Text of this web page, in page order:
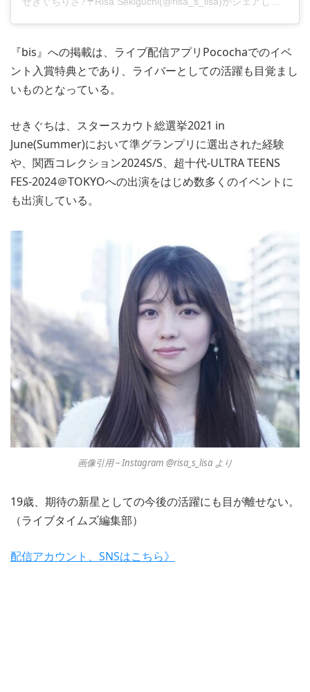
『bis』への掲載は、ライブ配信アプリPocochaでのイベ
ント入賞特典とであり、ライバーとしての活躍も目覚まし
いものとなっている。
せきぐちは、スタースカウト総選挙2021 in
June(Summer)において準グランプリに選出された経験
や、関西コレクション2024S/S、超十代-ULTRA TEENS
FES-2024＠TOKYOへの出演をはじめ数多くのイベントに
も出演している。
画像引用 – Instagram @risa_s_lisa より
19歳、期待の新星としての今後の活躍にも目が離せない。
（ライブタイムズ編集部）
配信アカウント、SNSはこちら》